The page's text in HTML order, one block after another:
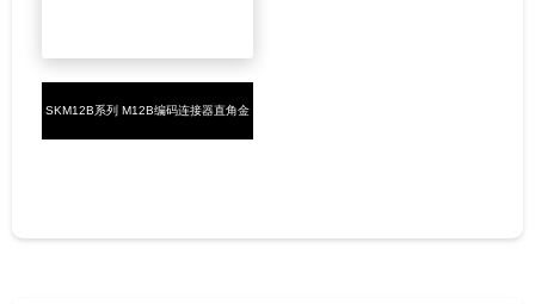
SKM12B系列 M12B编码连接器直角金